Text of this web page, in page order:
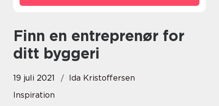
Finn en entreprenør for
ditt byggeri
19 juli 2021
Ida Kristoffersen
Inspiration